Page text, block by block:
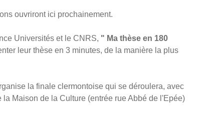
ouvriront ici prochainement.
Universités et le CNRS, " Ma thèse en 180
leur thèse en 3 minutes, de la manière la plus
la finale clermontoise qui se déroulera, avec
Maison de la Culture (entrée rue Abbé de l'Epée)